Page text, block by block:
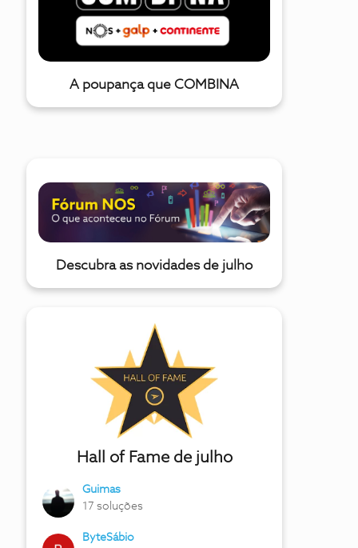
um jogo de forma mais imersiva do que nunca. 😊A criação
do primeiro estádio 5G possibilita uma mai
A poupança que COMBINA
Descubra as novidades de julho
Hall of Fame de julho
Guimas
17 soluções
ByteSábio